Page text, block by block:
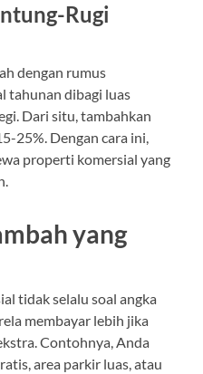
Rugi
dengan rumus
tahunan dibagi luas
Dari situ, tambahkan
25%. Dengan cara ini,
properti komersial yang
yang
tidak selalu soal angka
membayar lebih jika
Contohnya, Anda
area parkir luas, atau